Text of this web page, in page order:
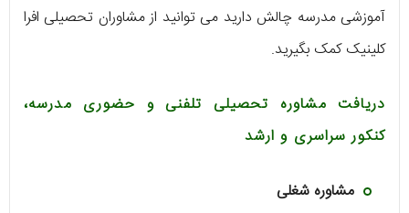
آموزشی مدرسه چالش دارید می توانید از مشاوران تحصیلی افرا
کلینیک کمک بگیرید.
دریافت مشاوره تحصیلی تلفنی و حضوری مدرسه،
کنکور سراسری و ارشد
مشاوره شغلی